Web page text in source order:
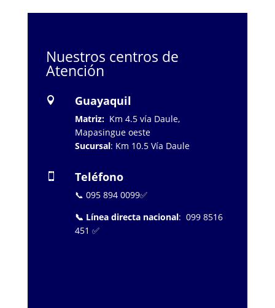
Nuestros centros de
Atención
 Guayaquil
Matriz: Km 4.5 vía Daule,
Mapasingue oeste
Sucursal: Km 10.5 Vía Daule
 Teléfono
📞 095 894 0099✅
📞 Línea directa nacional: 099 8516
451 ✅